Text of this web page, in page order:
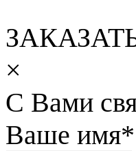
×
С Вами
Ваше имя*